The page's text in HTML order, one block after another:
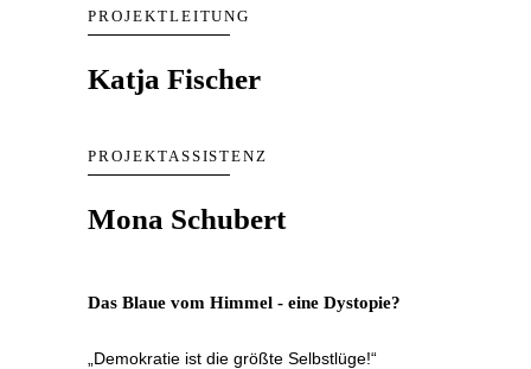
PROJEKTLEITUNG
Katja Fischer
PROJEKTASSISTENZ
Mona Schubert
Das Blaue vom Himmel - eine Dystopie?
„Demokratie ist die größte Selbstlüge!“